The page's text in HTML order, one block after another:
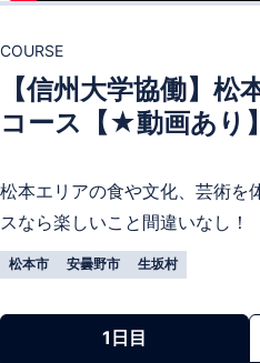
【信州大学協働】松
コース【★動画あり】
COURSE
松本エリアの食や文化、芸術を
スなら楽しいこと間違いなし！
松本市 安曇野市 生坂村
1日目